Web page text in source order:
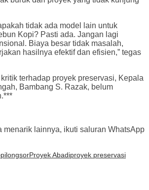
tidak ada model lain untuk
Kopi? Pasti ada. Jangan lagi
Biaya besar tidak masalah,
hasilnya efektif dan efisien,” tegas
terhadap proyek preservasi, Kepala
Bambang S. Razak, belum
menarik lainnya, ikuti saluran WhatsApp
longsorProyek Abadiproyek preservasi